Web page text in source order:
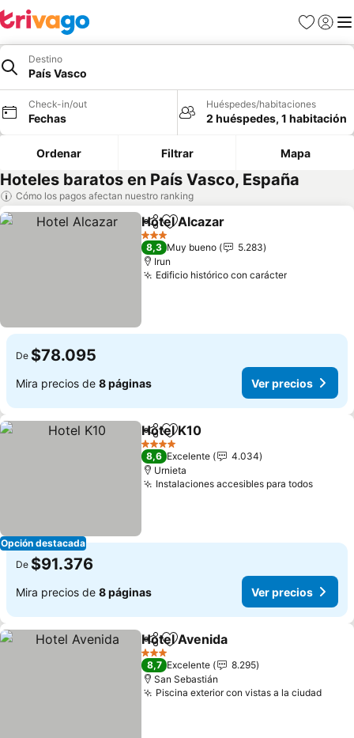
Favoritos
Iniciar
Destino
País Vasco
Check-in/out
Fechas
Huéspedes/habitaciones
2 huéspedes, 1 habitación
Ordenar Filtrar Mapa
Hoteles baratos en País Vasco, España
Cómo los pagos afectan nuestro ranking
CompartirAgregar a favoritos
Hotel Alcazar
3 Estrellas
8,3 Muy bueno
5.283
Irun
Edificio histórico con carácterVer precios
De $78.095
Mira precios de 8 páginas Ver precios
Opción destacada
CompartirAgregar a favoritos
Hotel K10
4 Estrellas
8,6 Excelente
4.034
Urnieta
Instalaciones accesibles para todosVer
De $91.376
Mira precios de 8 páginas Ver precios
CompartirAgregar a favoritos
Hotel Avenida
3 Estrellas
8,7 Excelente
8.295
San Sebastián
Piscina exterior con vistas a la ciudadVer